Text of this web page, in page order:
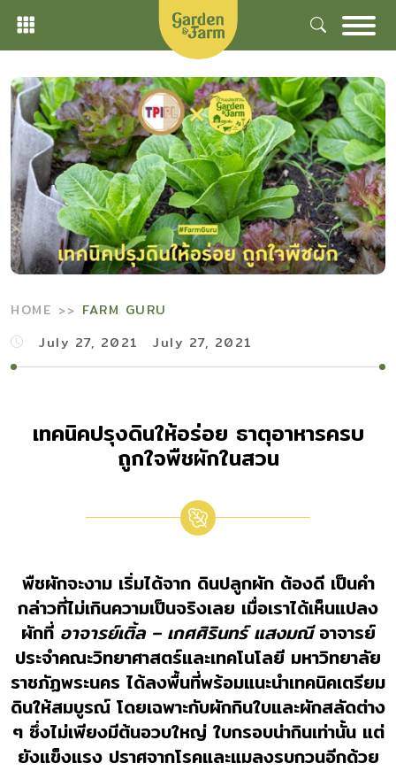
Skip
content
HOME
FARM GURU
July 27, 2021
July 27, 2021
เทคนิคปรุงดินให้อร่อย ธาตุอาหารครบ
ถูกใจพืชผักในสวน
พืชผักจะงาม เริ่มได้จาก ดินปลูกผัก ต้องดี เป็นคำ
กล่าวที่ไม่เกินความเป็นจริงเลย เมื่อเราได้เห็นแปลง
ผักที่อาจารย์เติ้ล – เกศศิรินทร์ แสงมณีอาจารย์
ประจำคณะวิทยาศาสตร์และเทคโนโลยี มหาวิทยาลัย
ราชภัฏพระนคร ได้ลงพื้นที่พร้อมแนะนำเทคนิคเตรียม
ดินให้สมบูรณ์ โดยเฉพาะกับผักกินใบและผักสลัดต่าง
ๆ ซึ่งไม่เพียงมีต้นอวบใหญ่ ใบกรอบน่ากินเท่านั้น แต่
ยังแข็งแรง ปราศจากโรคและแมลงรบกวนอีกด้วย